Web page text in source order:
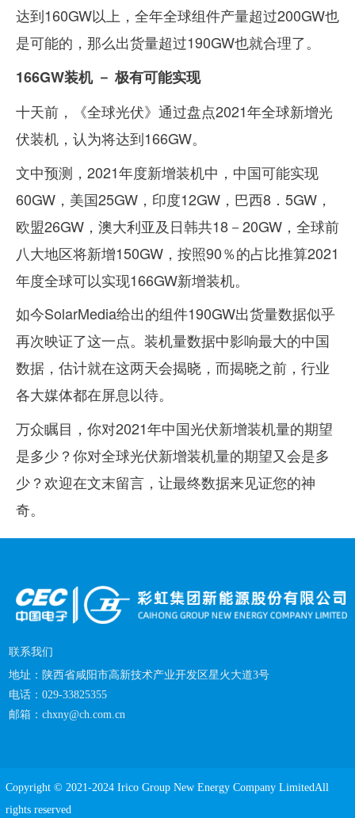
达到160GW以上，全年全球组件产量超过200GW也
是可能的，那么出货量超过190GW也就合理了。
166GW装机 － 极有可能实现
十天前，《全球光伏》通过盘点2021年全球新增光
伏装机，认为将达到166GW。
文中预测，2021年度新增装机中，中国可能实现
60GW，美国25GW，印度12GW，巴西8．5GW，
欧盟26GW，澳大利亚及日韩共18－20GW，全球前
八大地区将新增150GW，按照90％的占比推算2021
年度全球可以实现166GW新增装机。
如今SolarMedia给出的组件190GW出货量数据似乎
再次映证了这一点。装机量数据中影响最大的中国
数据，估计就在这两天会揭晓，而揭晓之前，行业
各大媒体都在屏息以待。
万众瞩目，你对2021年中国光伏新增装机量的期望
是多少？你对全球光伏新增装机量的期望又会是多
少？欢迎在文末留言，让最终数据来见证您的神
奇。
联系我们
地址： 陕西省咸阳市高新技术产业开发区星火大道3号
电话：029-33825355
邮箱： chxny@ch.com.cn
Copyright © 2021-2024 Irico Group New Energy Company LimitedAll
rights reserved